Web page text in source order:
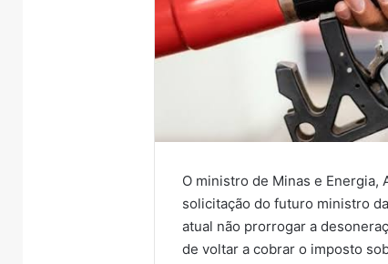
O ministro de Minas e
solicitação do futuro ministro
atual não prorrogar a
de voltar a cobrar o imposto